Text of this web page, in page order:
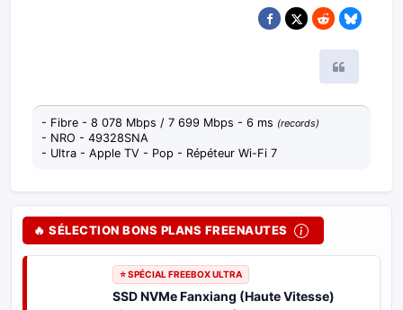
- Fibre - 8 078 Mbps / 7 699 Mbps - 6 ms (records)
- NRO - 49328SNA
- Ultra - Apple TV - Pop - Répéteur Wi-Fi 7
🔥 SÉLECTION BONS PLANS FREENAUTES
⭐ SPÉCIAL FREEBOX ULTRA
SSD NVMe Fanxiang (Haute Vitesse)